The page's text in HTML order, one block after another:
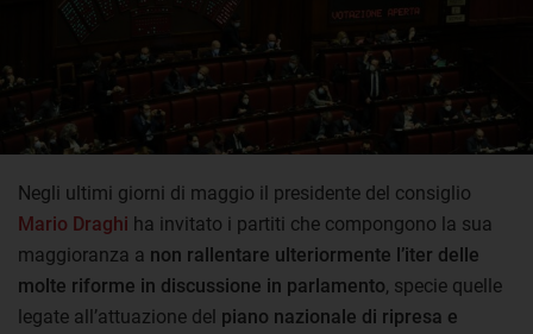
Negli ultimi giorni di maggio il presidente del consiglio
Mario Draghi ha invitato i partiti che compongono la sua
maggioranza a non rallentare ulteriormente l’iter delle
molte riforme in discussione in parlamento, specie quelle
legate all’attuazione del piano nazionale di ripresa e